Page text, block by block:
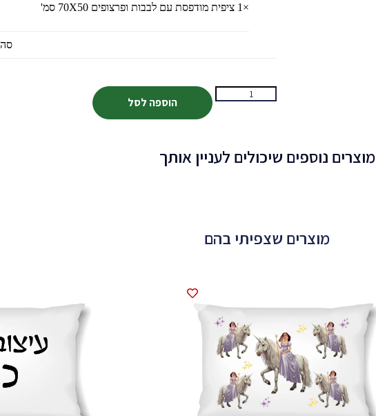
×1 ציפית מודפסת עם לבבות ופרצופים 70X50 סמ'
הוספה לסל
מוצרים נוספים שיכולים לעניין אותך
מוצרים שצפיתי בהם